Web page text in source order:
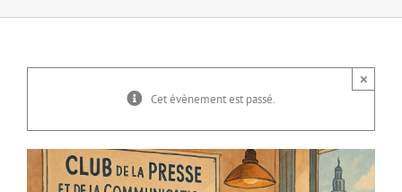
Cet évènement est passé.
×